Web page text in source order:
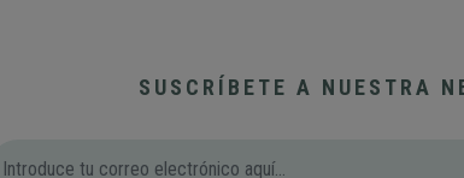
SUSCRÍBETE A NUESTRA